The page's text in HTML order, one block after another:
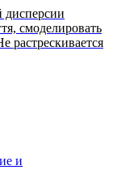
дисперсии
смоделировать
растрескивается
и